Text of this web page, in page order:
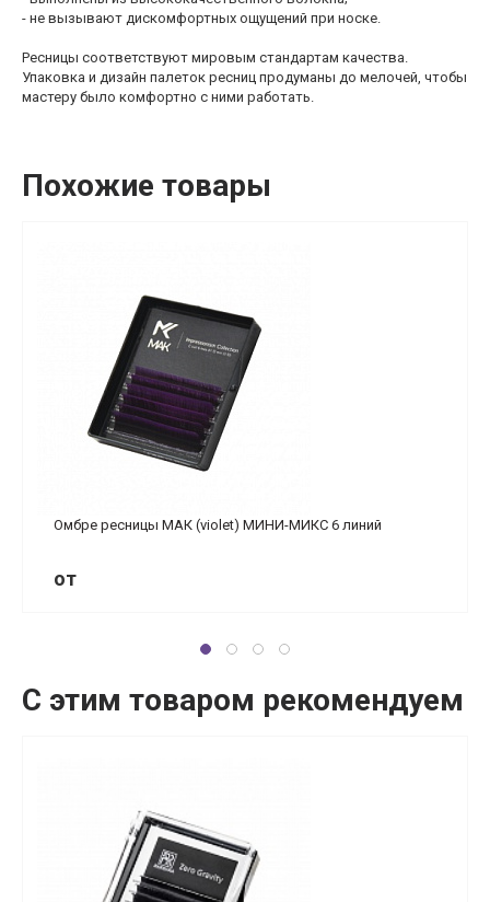
- не вызывают дискомфортных ощущений при носке.
Ресницы соответствуют мировым стандартам качества.
Упаковка и дизайн палеток ресниц продуманы до мелочей, чтобы
мастеру было комфортно с ними работать.
Похожие товары
Омбре ресницы МАК (violet) МИНИ-МИКС 6 линий
от
С этим товаром рекомендуем